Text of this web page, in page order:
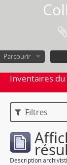
Parcourir
Inventaires du
Filtres
Description